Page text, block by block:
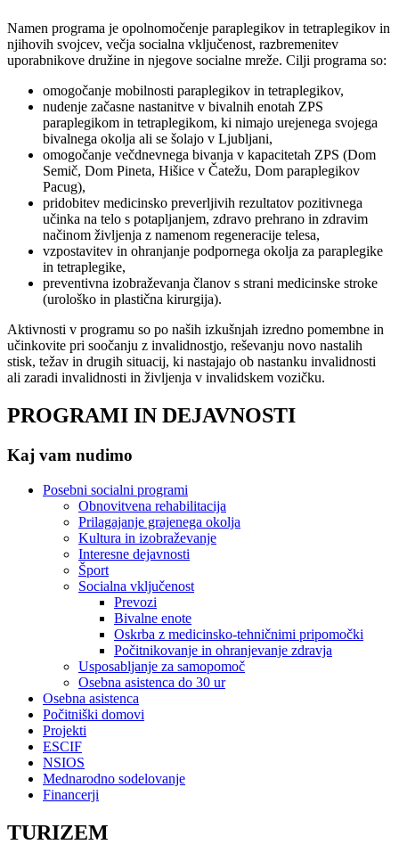
Namen programa je opolnomočenje paraplegikov in tetraplegikov in
njihovih svojcev, večja socialna vključenost, razbremenitev
uporabnikove družine in njegove socialne mreže. Cilji programa so:
omogočanje mobilnosti paraplegikov in tetraplegikov,
nudenje začasne nastanitve v bivalnih enotah ZPS
paraplegikom in tetraplegikom, ki nimajo urejenega svojega
bivalnega okolja ali se šolajo v Ljubljani,
omogočanje večdnevnega bivanja v kapacitetah ZPS (Dom
Semič, Dom Pineta, Hišice v Čatežu, Dom paraplegikov
Pacug),
pridobitev medicinsko preverljivih rezultatov pozitivnega
učinka na telo s potapljanjem, zdravo prehrano in zdravim
načinom življenja z namenom regeneracije telesa,
vzpostavitev in ohranjanje podpornega okolja za paraplegike
in tetraplegike,
preventivna izobraževanja članov s strani medicinske stroke
(urološko in plastična kirurgija).
Aktivnosti v programu so po naših izkušnjah izredno pomembne in
učinkovite pri soočanju z invalidnostjo, reševanju novo nastalih
stisk, težav in drugih situacij, ki nastajajo ob nastanku invalidnosti
ali zaradi invalidnosti in življenja v invalidskem vozičku.
PROGRAMI IN DEJAVNOSTI
Kaj vam nudimo
Posebni socialni programi
Obnovitvena rehabilitacija
Prilagajanje grajenega okolja
Kultura in izobraževanje
Interesne dejavnosti
Šport
Socialna vključenost
Prevozi
Bivalne enote
Oskrba z medicinsko-tehničnimi pripomočki
Počitnikovanje in ohranjevanje zdravja
Usposabljanje za samopomoč
Osebna asistenca do 30 ur
Osebna asistenca
Počitniški domovi
Projekti
ESCIF
NSIOS
Mednarodno sodelovanje
Financerji
TURIZEM